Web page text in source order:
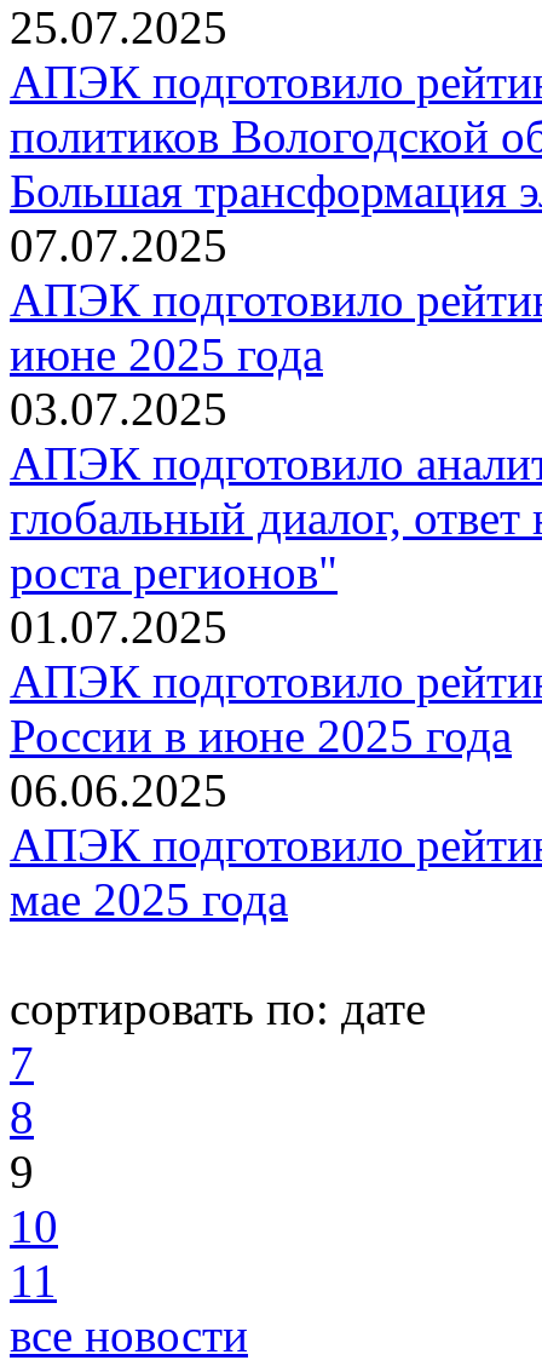
25.07.2025
АПЭК подготовило
политиков Вологодской
Большая трансформация
07.07.2025
АПЭК подготовило
июне 2025 года
03.07.2025
АПЭК подготовило
глобальный диалог,
роста регионов"
01.07.2025
АПЭК подготовило
России в июне 2025 года
06.06.2025
АПЭК подготовило
мае 2025 года
сортировать по: дате
7
8
9
10
11
все новости